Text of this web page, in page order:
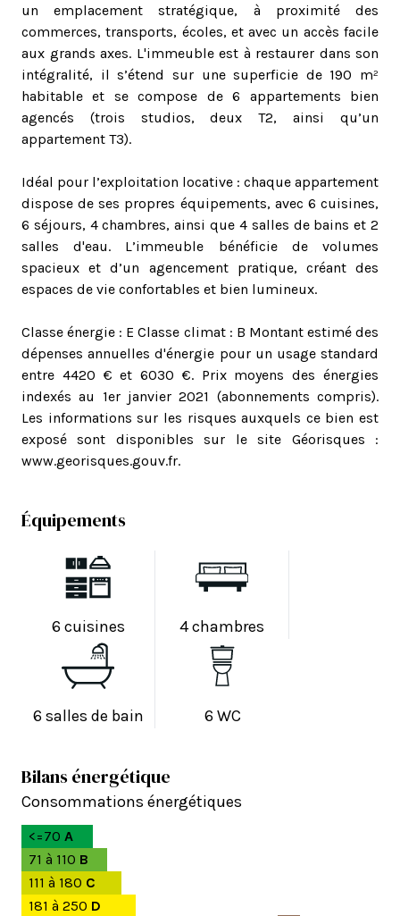
un emplacement stratégique, à proximité des
commerces, transports, écoles, et avec un accès facile
aux grands axes. L'immeuble est à restaurer dans son
intégralité, il s’étend sur une superficie de 190 m²
habitable et se compose de 6 appartements bien
agencés (trois studios, deux T2, ainsi qu’un
appartement T3).
Idéal pour l’exploitation locative : chaque appartement
dispose de ses propres équipements, avec 6 cuisines,
6 séjours, 4 chambres, ainsi que 4 salles de bains et 2
salles d'eau. L’immeuble bénéficie de volumes
spacieux et d’un agencement pratique, créant des
espaces de vie confortables et bien lumineux.
Classe énergie : E Classe climat : B Montant estimé des
dépenses annuelles d'énergie pour un usage standard
entre 4420 € et 6030 €. Prix moyens des énergies
indexés au 1er janvier 2021 (abonnements compris).
Les informations sur les risques auxquels ce bien est
exposé sont disponibles sur le site Géorisques :
www.georisques.gouv.fr.
Équipements
6 cuisines 4 chambres
6 salles de bain 6 WC
Bilans énergétique
Consommations énergétiques
<=70 A
71 à 110 B
111 à 180 C
181 à 250 D